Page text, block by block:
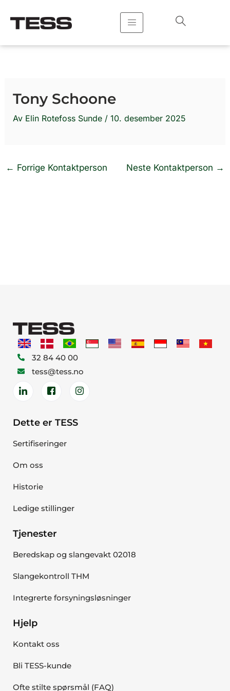
rett
Tony Schoone
Av Elin Rotefoss Sunde / 10. desember 2025
← Forrige Kontaktperson Neste Kontaktperson →
32 84 40 00
tess@tess.no
Dette er TESS
Sertifiseringer
Om oss
Historie
Ledige stillinger
Tjenester
Beredskap og slangevakt 02018
Slangekontroll THM
Integrerte forsyningsløsninger
Hjelp
Kontakt oss
Bli TESS-kunde
Ofte stilte spørsmål (FAQ)